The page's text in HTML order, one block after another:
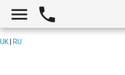
 
UK RU